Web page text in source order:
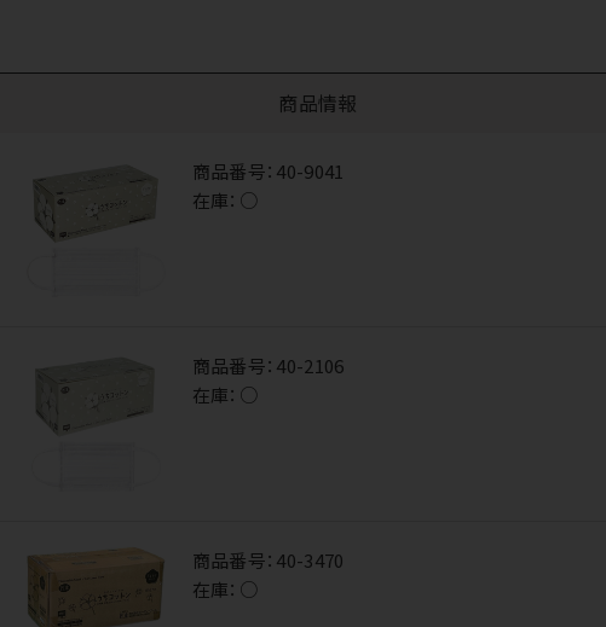
商品情報
商品番号： 40-9041
在庫： ○
商品番号： 40-2106
在庫： ○
商品番号： 40-3470
在庫： ○